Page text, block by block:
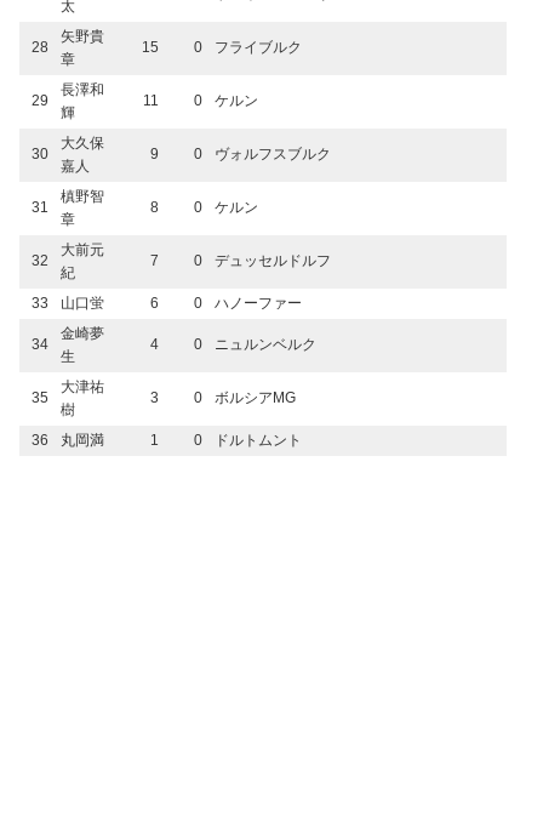
太
28
矢野貴
章
15 0 フライブルク
29
長澤和
輝
11 0 ケルン
30
大久保
嘉人
9 0 ヴォルフスブルク
31
槙野智
章
8 0 ケルン
32
大前元
紀
7 0 デュッセルドルフ
33 山口蛍 6 0 ハノーファー
34
金崎夢
生
4 0 ニュルンベルク
35
大津祐
樹
3 0 ボルシアMG
36 丸岡満 1 0 ドルトムント